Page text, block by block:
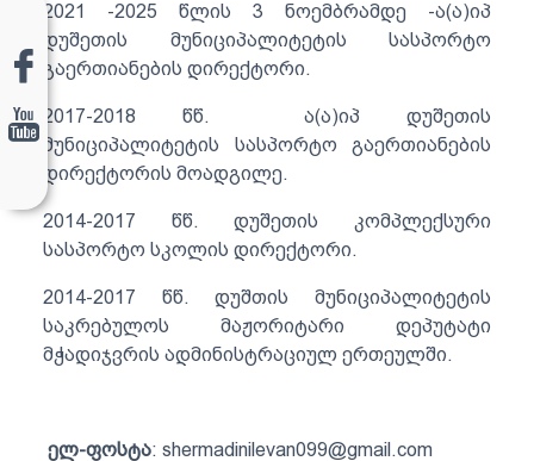
2021 -2025 წლის 3 ნოემბრამდე -ა(ა)იპ
დუშეთის მუნიციპალიტეტის სასპორტო
გაერთიანების დირექტორი.
2017-2018 წწ. ა(ა)იპ დუშეთის
მუნიციპალიტეტის სასპორტო გაერთიანების
დირექტორის მოადგილე.
2014-2017 წწ. დუშეთის კომპლექსური
სასპორტო სკოლის დირექტორი.
2014-2017 წწ. დუშთის მუნიციპალიტეტის
საკრებულოს მაჟორიტარი დეპუტატი
მჭადიჯვრის ადმინისტრაციულ ერთეულში.
ელ-ფოსტა: shermadinilevan099@gmail.com